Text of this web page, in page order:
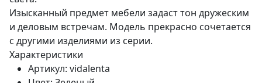
Изысканный предмет мебели задаст тон дружеским
и деловым встречам. Модель прекрасно сочетается
с другими изделиями из серии.
Характеристики
Артикул: vidalenta